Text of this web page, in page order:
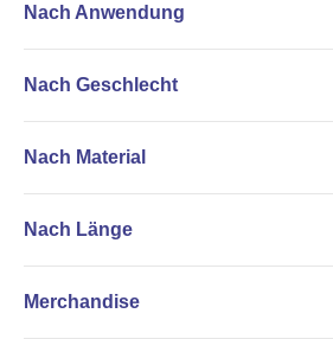
Nach Anwendung
Nach Geschlecht
Nach Material
Nach Länge
Merchandise